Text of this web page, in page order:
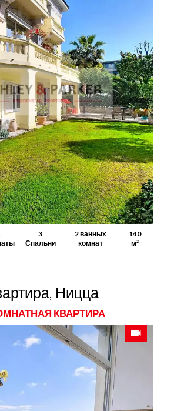
3
Спальни
2 ванных
комнат
140
м²
Ницца
КВАРТИРА